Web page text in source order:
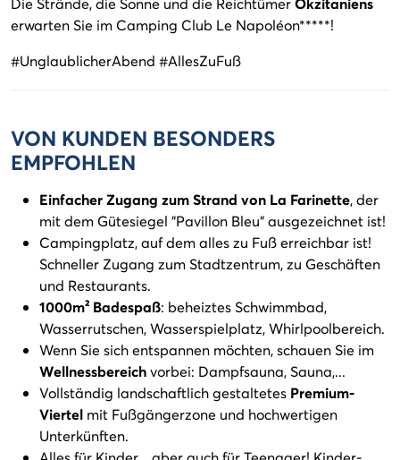
erwarten Sie im Camping Club Le Napoléon*****!
#UnglaublicherAbend #AllesZuFuß
VON KUNDEN BESONDERS
EMPFOHLEN
Einfacher Zugang zum Strand von La Farinette, der
mit dem Gütesiegel "Pavillon Bleu" ausgezeichnet ist!
Campingplatz, auf dem alles zu Fuß erreichbar ist!
Schneller Zugang zum Stadtzentrum, zu Geschäften
und Restaurants.
1000m² Badespaß: beheiztes Schwimmbad,
Wasserrutschen, Wasserspielplatz, Whirlpoolbereich.
Wenn Sie sich entspannen möchten, schauen Sie im
Wellnessbereichvorbei: Dampfsauna, Sauna,...
Vollständig landschaftlich gestaltetes Premium-
Viertel mit Fußgängerzone und hochwertigen
Unterkünften.